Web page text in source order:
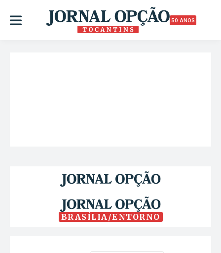
50 ANOS
BRASÍLIA/ENTORNO